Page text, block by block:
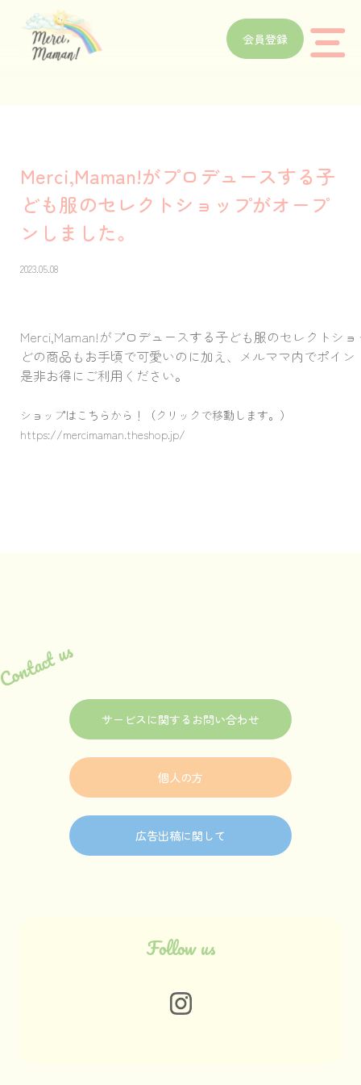
会員登録
Merci,Maman!がプロデュースする子
ども服のセレクトショップがオープ
ンしました。
2023.05.08
Merci,Maman!がプロデュースする子ども服のセレクトシ
どの商品もお手頃で可愛いのに加え、メルママ内でポイ
是非お得にご利用ください。
ショップはこちらから！（クリックで移動します。）
https://mercimaman.theshop.jp/
us
サービスに関するお問い合わせ
個人の方
広告出稿に関して
Follow us